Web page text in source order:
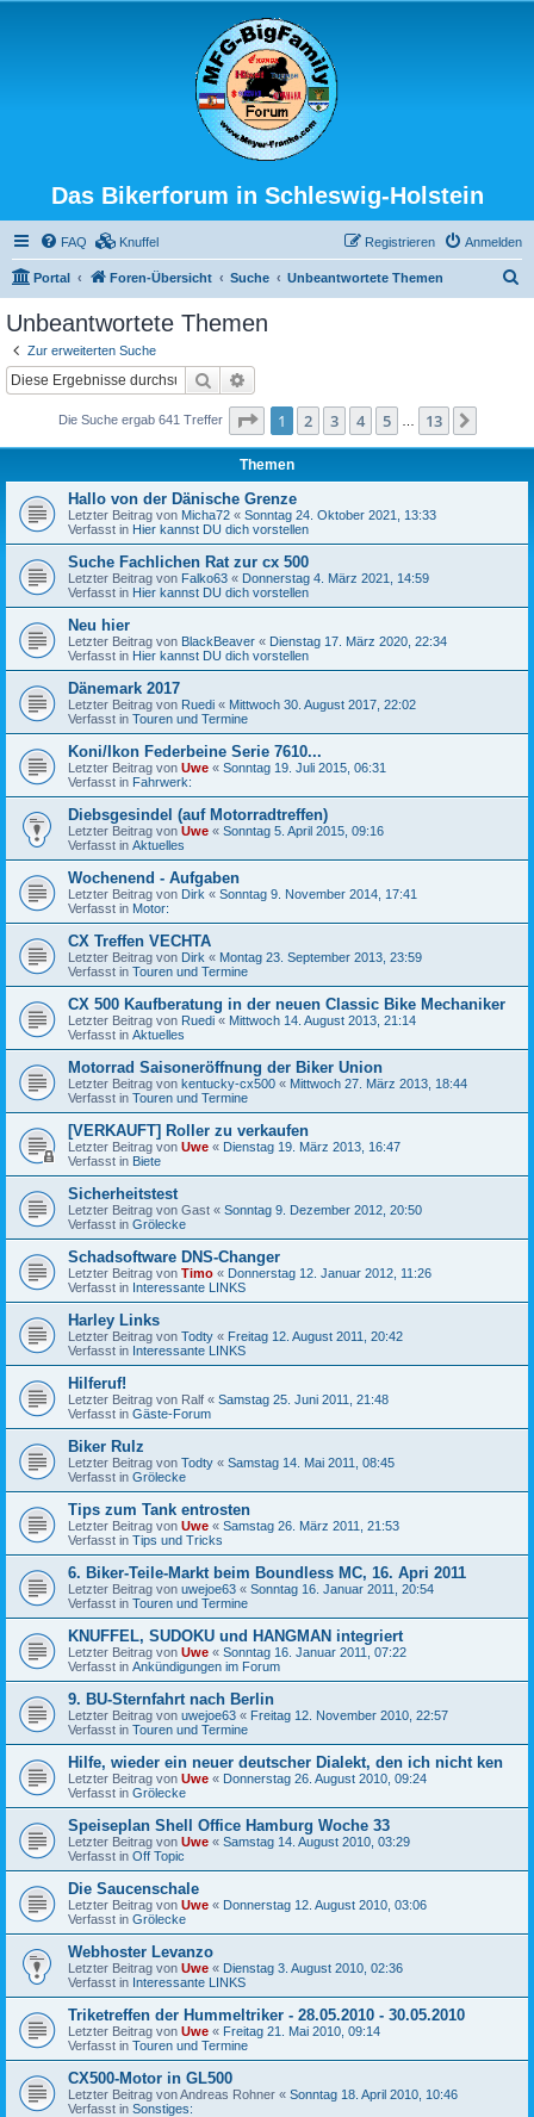
Das Bikerforum in Schleswig-Holstein
FAQ Knuffel Anmelden
Registrieren
Portal Foren-Übersicht Suche Unbeantwortete Themen
Unbeantwortete Themen
Zur erweiterten Suche
Suche
Die Suche ergab 641 Treffer Seite 1von 13
1 2 3 4 5 13
Themen
Hallo von der Dänische Grenze
Letzter Beitrag von Micha72 « Sonntag 24. Oktober 2021, 13:33
Verfasst in Hier kannst DU dich vorstellen
Suche Fachlichen Rat zur cx 500
Letzter Beitrag von Falko63 « Donnerstag 4. März 2021, 14:59
Verfasst in Hier kannst DU dich vorstellen
Neu hier
Letzter Beitrag von BlackBeaver « Dienstag 17. März 2020, 22:34
Verfasst in Hier kannst DU dich vorstellen
Dänemark 2017
Letzter Beitrag von Ruedi « Mittwoch 30. August 2017, 22:02
Verfasst in Touren und Termine
Koni/Ikon Federbeine Serie 7610...
Letzter Beitrag von Uwe « Sonntag 19. Juli 2015, 06:31
Verfasst in Fahrwerk:
Diebsgesindel (auf Motorradtreffen)
Letzter Beitrag von Uwe « Sonntag 5. April 2015, 09:16
Verfasst in Aktuelles
Wochenend - Aufgaben
Letzter Beitrag von Dirk « Sonntag 9. November 2014, 17:41
Verfasst in Motor:
CX Treffen VECHTA
Letzter Beitrag von Dirk « Montag 23. September 2013, 23:59
Verfasst in Touren und Termine
CX 500 Kaufberatung in der neuen Classic Bike Mechaniker
Letzter Beitrag von Ruedi « Mittwoch 14. August 2013, 21:14
Verfasst in Aktuelles
Motorrad Saisoneröffnung der Biker Union
Letzter Beitrag von kentucky-cx500 « Mittwoch 27. März 2013, 18:44
Verfasst in Touren und Termine
[VERKAUFT] Roller zu verkaufen
Letzter Beitrag von Uwe « Dienstag 19. März 2013, 16:47
Verfasst in Biete
Sicherheitstest
Letzter Beitrag von Gast « Sonntag 9. Dezember 2012, 20:50
Verfasst in Grölecke
Schadsoftware DNS-Changer
Letzter Beitrag von Timo « Donnerstag 12. Januar 2012, 11:26
Verfasst in Interessante LINKS
Harley Links
Letzter Beitrag von Todty « Freitag 12. August 2011, 20:42
Verfasst in Interessante LINKS
Hilferuf!
Letzter Beitrag von Ralf « Samstag 25. Juni 2011, 21:48
Verfasst in Gäste-Forum
Biker Rulz
Letzter Beitrag von Todty « Samstag 14. Mai 2011, 08:45
Verfasst in Grölecke
Tips zum Tank entrosten
Letzter Beitrag von Uwe « Samstag 26. März 2011, 21:53
Verfasst in Tips und Tricks
6. Biker-Teile-Markt beim Boundless MC, 16. Apri 2011
Letzter Beitrag von uwejoe63 « Sonntag 16. Januar 2011, 20:54
Verfasst in Touren und Termine
KNUFFEL, SUDOKU und HANGMAN integriert
Letzter Beitrag von Uwe « Sonntag 16. Januar 2011, 07:22
Verfasst in Ankündigungen im Forum
9. BU-Sternfahrt nach Berlin
Letzter Beitrag von uwejoe63 « Freitag 12. November 2010, 22:57
Verfasst in Touren und Termine
Hilfe, wieder ein neuer deutscher Dialekt, den ich nicht ken
Letzter Beitrag von Uwe « Donnerstag 26. August 2010, 09:24
Verfasst in Grölecke
Speiseplan Shell Office Hamburg Woche 33
Letzter Beitrag von Uwe « Samstag 14. August 2010, 03:29
Verfasst in Off Topic
Die Saucenschale
Letzter Beitrag von Uwe « Donnerstag 12. August 2010, 03:06
Verfasst in Grölecke
Webhoster Levanzo
Letzter Beitrag von Uwe « Dienstag 3. August 2010, 02:36
Verfasst in Interessante LINKS
Triketreffen der Hummeltriker - 28.05.2010 - 30.05.2010
Letzter Beitrag von Uwe « Freitag 21. Mai 2010, 09:14
Verfasst in Touren und Termine
CX500-Motor in GL500
Letzter Beitrag vonAndreas Rohner « Sonntag 18. April 2010, 10:46
Verfasst in Sonstiges: